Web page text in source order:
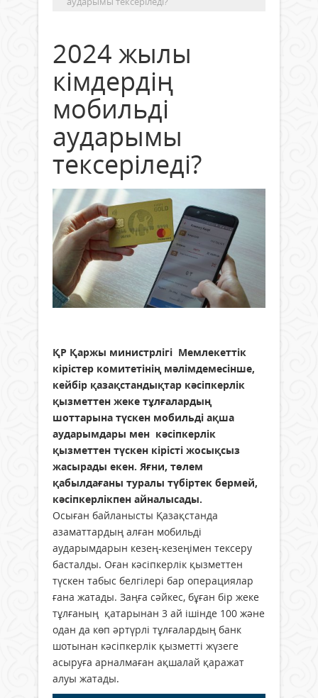
2024 жылы
кімдердің
мобильді
аударымы
тексеріледі?
ҚР Қаржы министрлігі Мемлекеттік
кірістер комитетінің мәлімдемесінше,
кейбір қазақстандықтар кәсіпкерлік
қызметтен жеке тұлғалардың
шоттарына түскен мобильді ақша
аударымдары мен кәсіпкерлік
қызметтен түскен кірісті жосықсыз
жасырады екен. Яғни, төлем
қабылдағаны туралы түбіртек бермей,
кәсіпкерлікпен айналысады.
Осыған байланысты Қазақстанда
азаматтардың алған мобильді
аударымдарын кезең-кезеңімен тексеру
басталды. Оған кәсіпкерлік қызметтен
түскен табыс белгілері бар операциялар
ғана жатады. Заңға сәйкес, бұған бір жеке
тұлғаның қатарынан 3 ай ішінде 100 және
одан да көп әртүрлі тұлғалардың банк
шотынан кәсіпкерлік қызметті жүзеге
асыруға арналмаған ақшалай қаражат
алуы жатады.